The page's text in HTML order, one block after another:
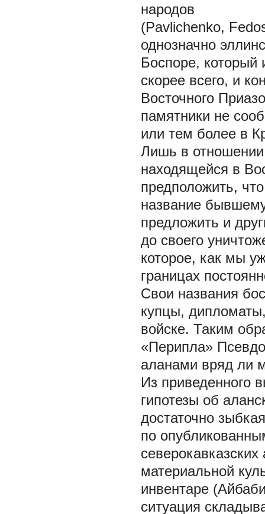
народов
(Pavlichenko,
однозначно
Боспоре,
скорее всего, и
Восточного
памятники не
или тем более в
Лишь в
находящейся в
предположить,
название
предложить и
до своего
которое, как мы
границах
Свои названия
купцы,
войске. Таким
«Перипла»
аланами вряд ли
Из приведенного
гипотезы об
достаточно
по
материальной
инвентаре
ситуация